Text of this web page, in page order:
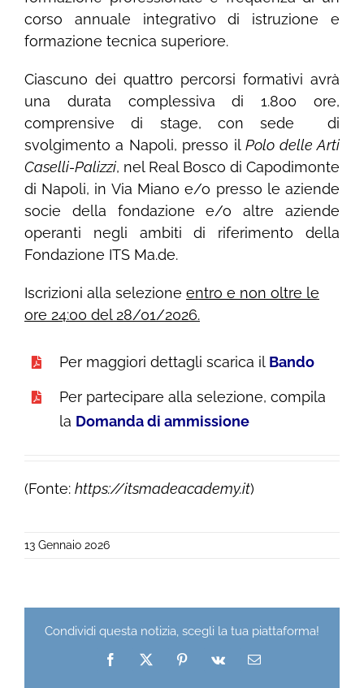
corso annuale integrativo di istruzione e
formazione tecnica superiore.
Ciascuno dei quattro percorsi formativi avrà
una durata complessiva di 1.800 ore,
comprensive di stage, con sede di
svolgimento a Napoli, presso ilPolo delle Arti
Caselli-Palizzi, nel Real Bosco di Capodimonte
di Napoli, in Via Miano e/o presso le aziende
socie della fondazione e/o altre aziende
operanti negli ambiti di riferimento della
Fondazione ITS Ma.de.
Iscrizioni alla selezione entro e non oltre le
ore 24:00 del 28/01/2026.
Per maggiori dettagli scarica il Bando
Per partecipare alla selezione, compila
la Domanda di ammissione
(Fonte: https://itsmadeacademy.it)
13 Gennaio 2026
Condividi questa notizia, scegli la tua piattaforma!
Facebook
X Pinterest
Vk Email